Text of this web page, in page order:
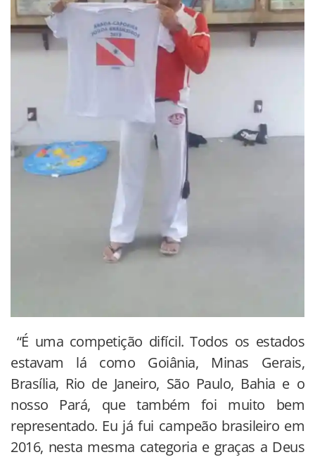
“É uma competição difícil. Todos os estados
estavam lá como Goiânia, Minas Gerais,
Brasília, Rio de Janeiro, São Paulo, Bahia e o
nosso Pará, que também foi muito bem
representado. Eu já fui campeão brasileiro em
2016, nesta mesma categoria e graças a Deus